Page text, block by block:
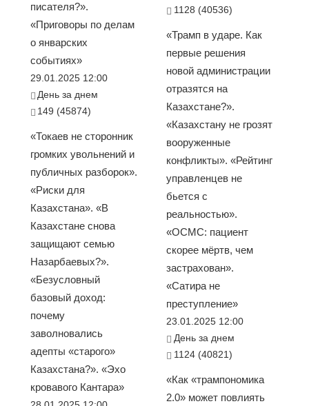
писателя?».
«Приговоры по делам
о январских
событиях»
29.01.2025 12:00
День за днем
149 (45874)
«Токаев не сторонник
громких увольнений и
публичных разборок».
«Риски для
Казахстана». «В
Казахстане снова
защищают семью
Назарбаевых?».
«Безусловный
базовый доход:
почему
заволновались
адепты «старого»
Казахстана?». «Эхо
кровавого Кантара»
1128 (40536)
«Трамп в ударе. Как
первые решения
новой администрации
отразятся на
Казахстане?».
«Казахстану не грозят
вооруженные
конфликты». «Рейтинг
управленцев не
бьется с
реальностью».
«ОСМС: пациент
скорее мёртв, чем
застрахован».
«Сатира не
преступление»
23.01.2025 12:00
День за днем
1124 (40821)
«Как «трампономика
2.0» может повлиять